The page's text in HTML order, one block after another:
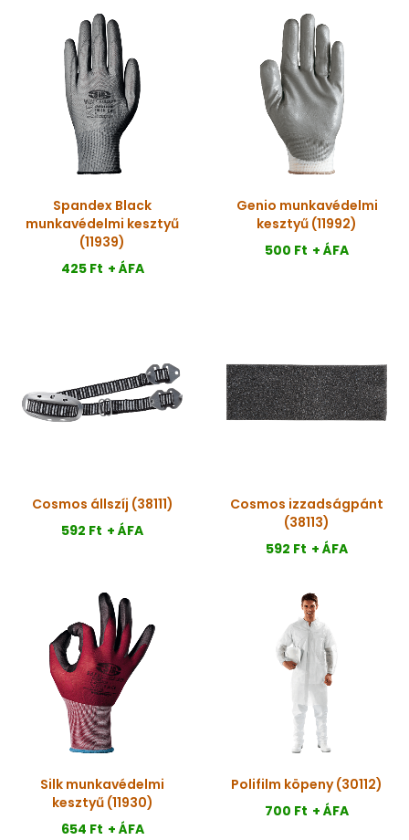
Spandex Black
munkavédelmi kesztyű
(11939)
425 Ft + ÁFA
Genio munkavédelmi
kesztyű (11992)
500 Ft + ÁFA
Cosmos állszíj (38111)
592 Ft + ÁFA
Cosmos izzadságpánt
(38113)
592 Ft + ÁFA
Silk munkavédelmi
kesztyű (11930)
654 Ft + ÁFA
Polifilm köpeny (30112)
700 Ft + ÁFA